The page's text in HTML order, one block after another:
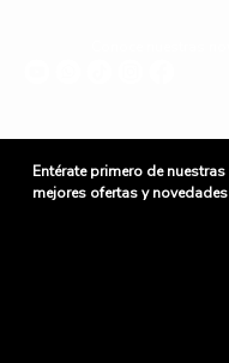
Entérate primero de nuestras
mejores ofertas y novedades